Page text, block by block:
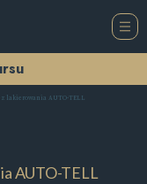
lakierowania AUTO-TELL
AUTO-TELL